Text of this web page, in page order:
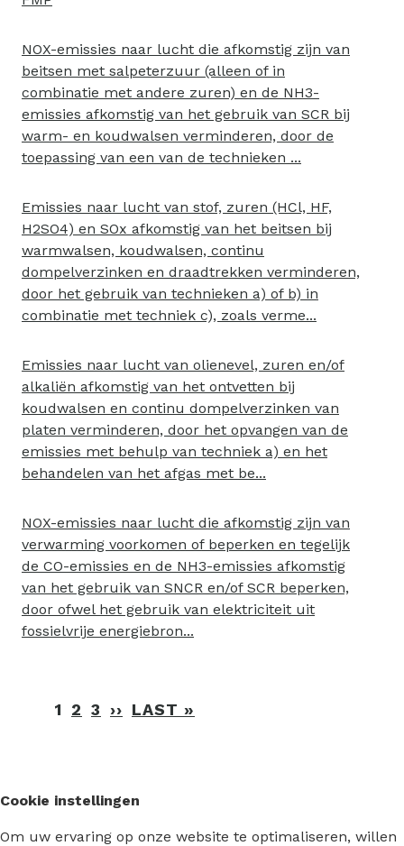
NOX-emissies naar lucht die afkomstig zijn van
beitsen met salpeterzuur (alleen of in
combinatie met andere zuren) en de NH3-
emissies afkomstig van het gebruik van SCR bij
warm- en koudwalsen verminderen, door de
toepassing van een van de technieken ...
Emissies naar lucht van stof, zuren (HCl, HF,
H2SO4) en SOx afkomstig van het beitsen bij
warmwalsen, koudwalsen, continu
dompelverzinken en draadtrekken verminderen,
door het gebruik van technieken a) of b) in
combinatie met techniek c), zoals verme...
Emissies naar lucht van olienevel, zuren en/of
alkaliën afkomstig van het ontvetten bij
koudwalsen en continu dompelverzinken van
platen verminderen, door het opvangen van de
emissies met behulp van techniek a) en het
behandelen van het afgas met be...
NOX-emissies naar lucht die afkomstig zijn van
verwarming voorkomen of beperken en tegelijk
de CO-emissies en de NH3-emissies afkomstig
van het gebruik van SNCR en/of SCR beperken,
door ofwel het gebruik van elektriciteit uit
fossielvrije energiebron...
Paginering
1 2 3 ›› VOLGENDE
LAST »
Cookie instellingen
Om uw ervaring op onze website te optimaliseren, willen